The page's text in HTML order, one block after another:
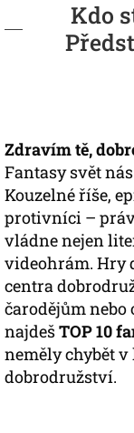
Kdo
Zdravím tě,
Fantasy svět
Kouzelné říše,
protivníci –
vládne nejen
videohrám. Hry
centra
čarodějům nebo
najdešTOP 10
neměly chybět
dobrodružství.